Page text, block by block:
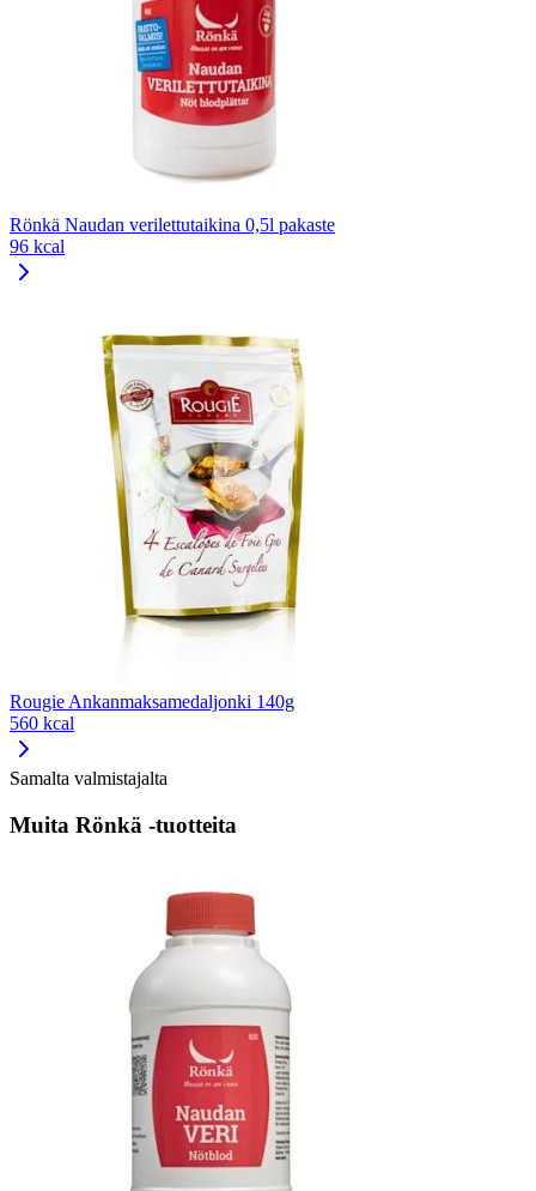
Rönkä Naudan verilettutaikina 0,5l pakaste
96 kcal
Rougie Ankanmaksamedaljonki 140g
560 kcal
Samalta valmistajalta
Muita Rönkä -tuotteita